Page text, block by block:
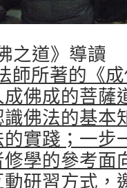
之道》導讀
師所著的《
成佛成的菩薩
識佛法的基本
實踐；一步
修學的參考面
動研習方式，